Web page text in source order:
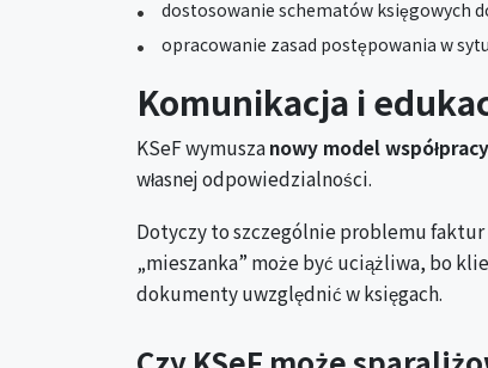
dostosowanie schematów księgowych
opracowanie zasad postępowania w
Komunikacja i
KSeF wymuszanowy model współpracy
własnej odpowiedzialności.
Dotyczy to szczególnie problemu
„mieszanka” może być uciążliwa, bo
dokumenty uwzględnić w księgach.